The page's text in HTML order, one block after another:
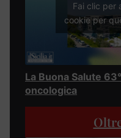
Fai clic per
cookie per
La Buona Salute
oncologica